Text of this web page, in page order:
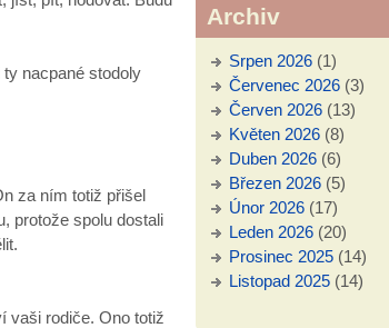
nacpané stodoly
za ním totiž přišel
protože spolu dostali
vaši rodiče. Ono totiž
Archiv
Srpen 2026 (1)
Červenec 2026 (3)
Červen 2026 (13)
Květen 2026 (8)
Duben 2026 (6)
Březen 2026 (5)
Únor 2026 (17)
Leden 2026 (20)
Prosinec 2025 (14)
Listopad 2025 (14)